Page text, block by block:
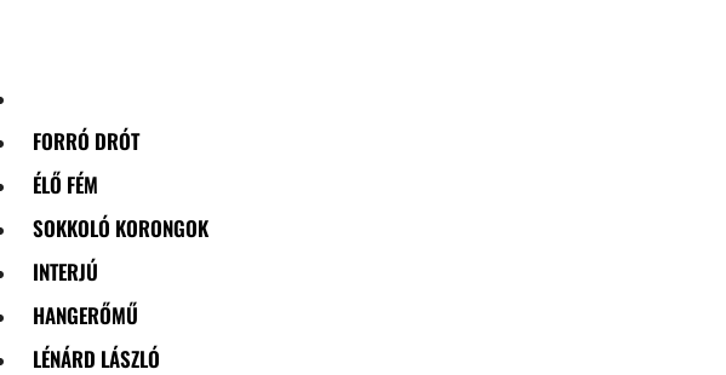
FORRÓ DRÓT
ÉLŐ FÉM
SOKKOLÓ KORONGOK
INTERJÚ
HANGERŐMŰ
LÉNÁRD LÁSZLÓ